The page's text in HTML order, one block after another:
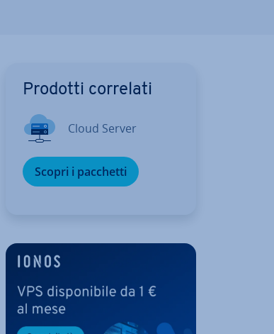
Prodotti correlati
Cloud Server
Scopri i pacchetti